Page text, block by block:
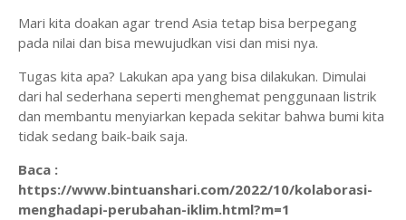
Mari kita doakan agar trend Asia tetap bisa berpegang
pada nilai dan bisa mewujudkan visi dan misi nya.
Tugas kita apa? Lakukan apa yang bisa dilakukan. Dimulai
dari hal sederhana seperti menghemat penggunaan listrik
dan membantu menyiarkan kepada sekitar bahwa bumi kita
tidak sedang baik-baik saja.
Baca :
https://www.bintuanshari.com/2022/10/kolaborasi-
menghadapi-perubahan-iklim.html?m=1